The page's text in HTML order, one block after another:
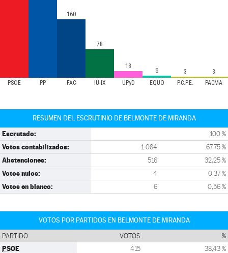
PSOE PP FAC IU-IX UPyD EQUO P.C.P.E. PACMA
160
78
18
6 3 3
RESUMEN DEL ESCRUTINIO DE BELMONTE DE MIRANDA
Escrutado: 100 %
Votos contabilizados: 1.084 67,75 %
Abstenciones: 516 32,25 %
Votos nulos: 4 0,37 %
Votos en blanco: 6 0,56 %
VOTOS POR PARTIDOS EN BELMONTE DE MIRANDA
PARTIDO VOTOS %
PSOE 415 38,43 %